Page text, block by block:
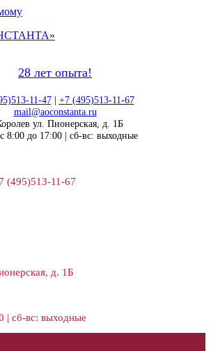
28 лет опыта!
11-47| +7 (495)513-11-67
mail@aoconstanta.ru
ул. Пионерская, д. 1Б
8:00 до 17:00 | сб-вс: выходные
(495)513-11-67
д. 1Б
| сб-вс: выходные